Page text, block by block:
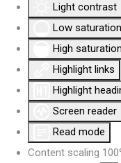
Light contrast
Low saturation
High saturation
Highlight links
Highlight
Screen reader
Read mode
Content scaling 100